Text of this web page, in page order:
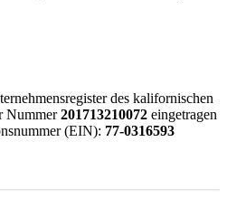
des kalifornischen
Nummer201713210072 ​ eingetragen
(EIN): 77-0316593